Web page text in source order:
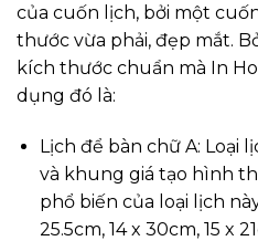
của cuốn lịch, bởi một
thước vừa phải, đẹp mắt.
kích thước chuẩn mà In
dụng đó là:
Lịch để bàn chữ A: Loại
và khung giá tạo hình
phổ biến của loại lịch
25.5cm, 14 x 30cm, 15 x